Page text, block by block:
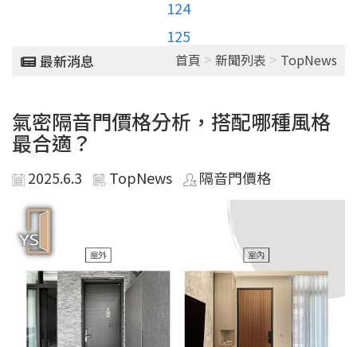
124
125
最新消息 首頁 > 新聞列表 > TopNews
氣密隔音門價格分析，搭配哪種風格
最合適？
2025.6.3 TopNews 隔音門價格